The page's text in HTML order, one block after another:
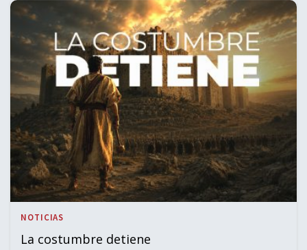
NOTICIAS
La costumbre detiene